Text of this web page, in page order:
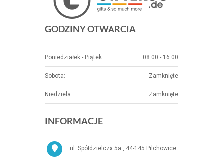
GODZINY OTWARCIA
Poniedziałek - Piątek: 08.00 - 16.00
Sobota: Zamknięte
Niedziela: Zamknięte
INFORMACJE
ul. Spółdzielcza 5a , 44-145 Pilchowice